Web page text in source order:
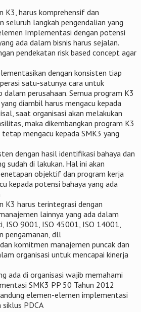
K3, harus komprehensif dan
seluruh langkah pengendalian yang
Implementasi dengan potensi
ada dalam bisnis harus sejalan.
pendekatan risk based concept agar
dengan konsisten tiap
satu-satunya cara untuk
dalam perusahaan. Semua program K3
diambil harus mengacu kepada
saat organisasi akan melakukan
maka dikembangkan program K3
mengacu kepada SMK3 yang
dengan hasil identifikasi bahaya dan
sudah di lakukan. Hal ini akan
objektif dan program kerja
kepada potensi bahaya yang ada
K3 harus terintegrasi dengan
lainnya yang ada dalam
ISO 9001, ISO 45001, ISO 14001,
pengamanan, dll
komitmen manajemen puncak dan
organisasi untuk mencapai kinerja
ada di organisasi wajib memahami
SMK3 PP 50 Tahun 2012
elemen-elemen implementasi
siklus PDCA